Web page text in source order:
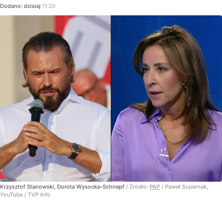
Dodano: dzisiaj 11:20
Krzysztof Stanowski, Dorota Wysocka-Schnepf / Źródło: PAP / Paweł Supernak,
YouTube / TVP Info